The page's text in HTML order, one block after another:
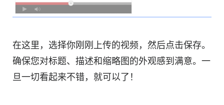
在这里，选择你刚刚上传的视频，然后点击保存。
确保您对标题、描述和缩略图的外观感到满意。一
旦一切看起来不错，就可以了！